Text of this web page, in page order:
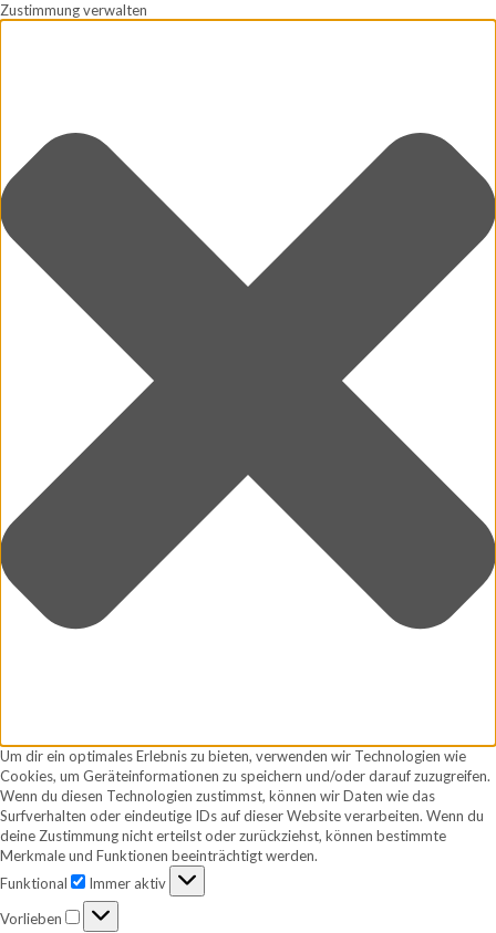
Zustimmung verwalten
Um dir ein optimales Erlebnis zu bieten, verwenden wir Technologien wie
Cookies, um Geräteinformationen zu speichern und/oder darauf zuzugreifen.
Wenn du diesen Technologien zustimmst, können wir Daten wie das
Surfverhalten oder eindeutige IDs auf dieser Website verarbeiten. Wenn du
deine Zustimmung nicht erteilst oder zurückziehst, können bestimmte
Merkmale und Funktionen beeinträchtigt werden.
Funktional
Funktional
Immer aktiv
Vorlieben
Vorlieben